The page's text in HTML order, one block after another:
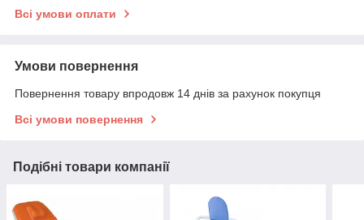
Всі умови оплати
Умови повернення
Повернення товару впродовж 14 днів за рахунок покупця
Всі умови повернення
Подібні товари компанії